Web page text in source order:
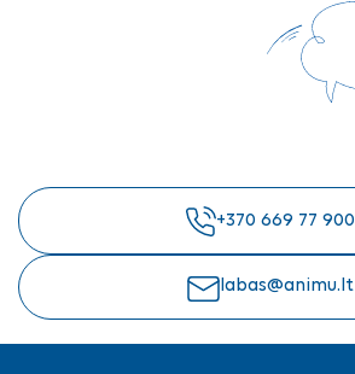
+370 669 77 900
labas@animu.lt